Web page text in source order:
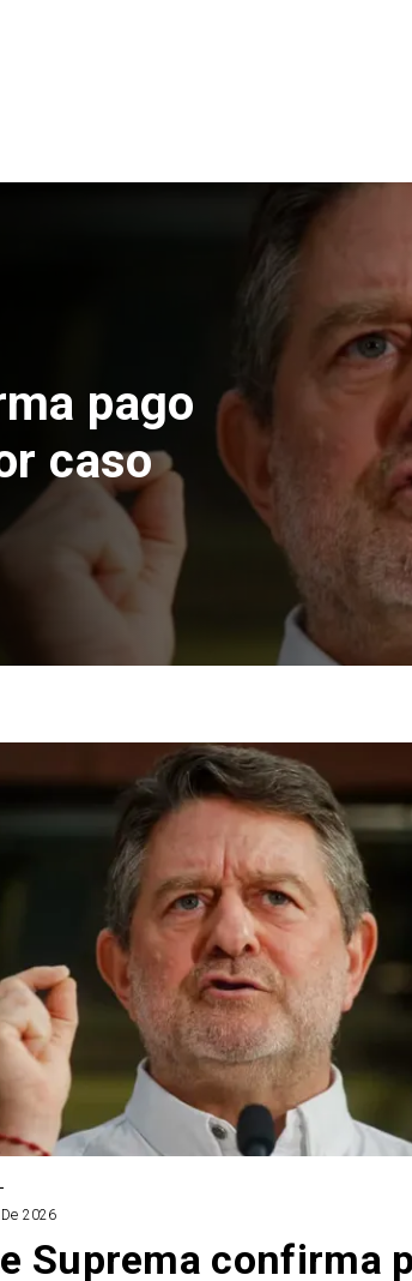
Codelco
de Andes
por riesgos
2026
Suprema confirma